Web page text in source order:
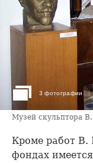
3 фотографии
Музей скульптора
Кроме работ В.
фондах